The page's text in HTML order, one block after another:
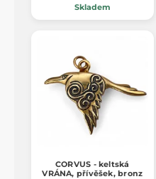
Skladem
CORVUS - keltská
VRÁNA, přívěšek, bronz